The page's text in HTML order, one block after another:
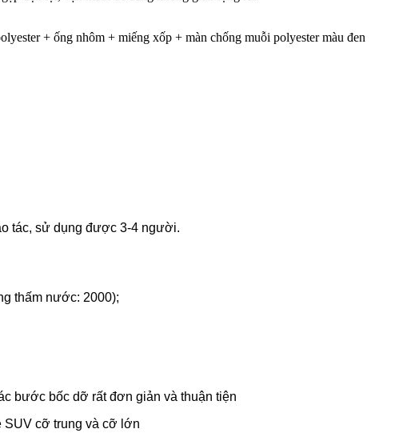
+ ống nhôm + miếng xốp + màn chống muỗi polyester màu đen
tác, sử dụng được 3-4 người.
thấm nước: 2000);
bước bốc dỡ rất đơn giản và thuận tiện
cỡ trung và cỡ lớn